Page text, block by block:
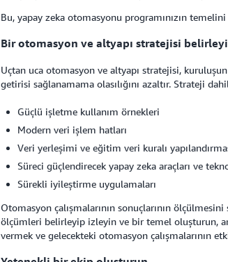
Bu, yapay zeka otomasyonu programınızın temelini
Bir otomasyon ve altyapı stratejisi
Uçtan uca otomasyon ve altyapı stratejisi, kuruluşun
getirisi sağlanamama olasılığını azaltır. Strateji
Güçlü işletme kullanım örnekleri
Modern veri işlem hatları
Veri yerleşimi ve eğitim veri kuralı
Süreci güçlendirecek yapay zeka araçları ve
Sürekli iyileştirme uygulamaları
Otomasyon çalışmalarının sonuçlarının
ölçümleri belirleyip izleyin ve bir temel oluşturun,
vermek ve gelecekteki otomasyon çalışmalarının